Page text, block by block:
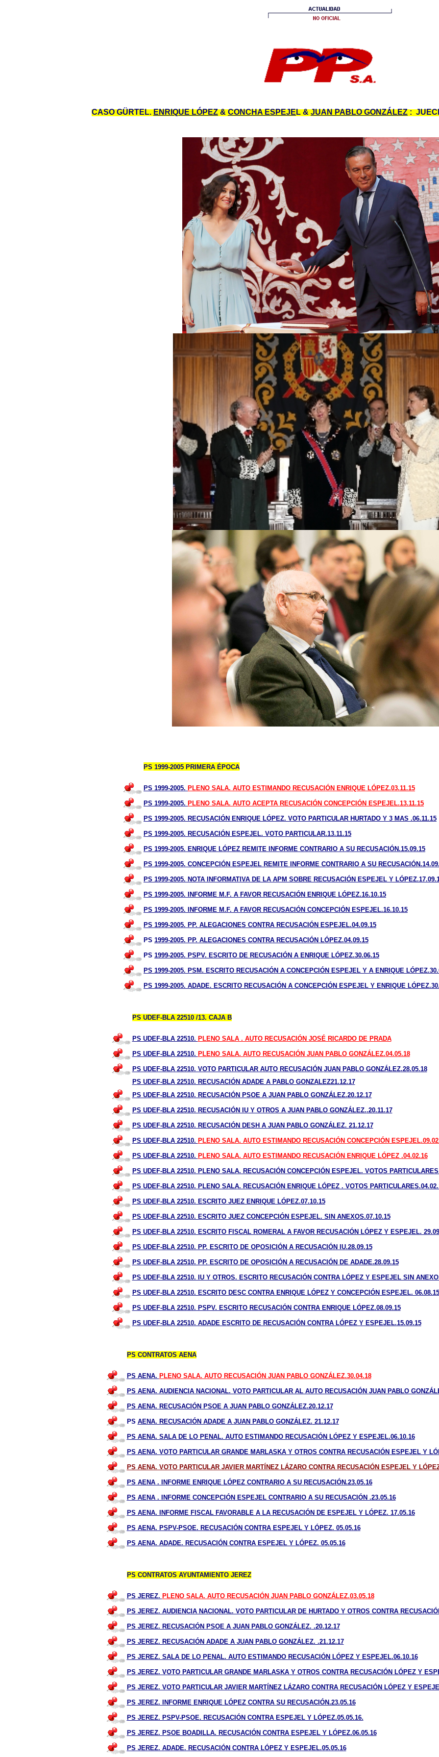
CASO GÜRTEL.ENRIQUE LÓPEZ&CONCHA ESPEJEL &JUAN PABLO GONZÁLEZ:
PS 1999-2005 PRIMERA ÉPOCA
PS 1999-2005. PLENO SALA. AUTO ESTIMANDO RECUSACIÓN ENRIQUE LÓPEZ.03.11.15
PS 1999-2005. PLENO SALA. AUTO ACEPTA RECUSACIÓN CONCEPCIÓN ESPEJEL.13.11.15
PS 1999-2005. RECUSACIÓN ENRIQUE LÓPEZ. VOTO PARTICULAR HURTADO Y 3 MAS .06.11.15
PS 1999-2005. RECUSACIÓN ESPEJEL. VOTO PARTICULAR.13.11.15
PS 1999-2005. ENRIQUE LÓPEZ REMITE INFORME CONTRARIO A SU RECUSACIÓN.15.09.15
PS 1999-2005. CONCEPCIÓN ESPEJEL REMITE INFORME CONTRARIO A SU
PS 1999-2005. NOTA INFORMATIVA DE LA APM SOBRE RECUSACIÓN ESPEJEL Y
PS 1999-2005. INFORME M.F. A FAVOR RECUSACIÓN ENRIQUE LÓPEZ.16.10.15
PS 1999-2005. INFORME M.F. A FAVOR RECUSACIÓN CONCEPCIÓN ESPEJEL.16.10.15
PS 1999-2005. PP. ALEGACIONES CONTRA RECUSACIÓN ESPEJEL.04.09.15
PS 1999-2005. PP. ALEGACIONES CONTRA RECUSACIÓN LÓPEZ.04.09.15
PS 1999-2005. PSPV. ESCRITO DE RECUSACIÓN A ENRIQUE LÓPEZ.30.06.15
PS 1999-2005. PSM. ESCRITO RECUSACIÓN A CONCEPCIÓN ESPEJEL Y A ENRIQUE
PS 1999-2005. ADADE. ESCRITO RECUSACIÓN A CONCEPCIÓN ESPEJEL Y ENRIQUE
PS UDEF-BLA 22510 /13. CAJA B
PS UDEF-BLA 22510. PLENO SALA . AUTO RECUSACIÓN JOSÉ RICARDO DE PRADA
PS UDEF-BLA 22510. PLENO SALA. AUTO RECUSACIÓN JUAN PABLO GONZÁLEZ.04.05.18
PS UDEF-BLA 22510. VOTO PARTICULAR AUTO RECUSACIÓN JUAN PABLO GONZÁLEZ.28.05.18
PS UDEF-BLA 22510. RECUSACIÓN ADADE A PABLO GONZALEZ21.12.17
PS UDEF-BLA 22510. RECUSACIÓN PSOE A JUAN PABLO GONZÁLEZ.20.12.17
PS UDEF-BLA 22510. RECUSACIÓN IU Y OTROS A JUAN PABLO GONZÁLEZ..20.11.17
PS UDEF-BLA 22510. RECUSACIÓN DESH A JUAN PABLO GONZÁLEZ. 21.12.17
PS UDEF-BLA 22510. PLENO SALA. AUTO ESTIMANDO RECUSACIÓN CONCEPCIÓN ESPEJEL
PS UDEF-BLA 22510. PLENO SALA. AUTO ESTIMANDO RECUSACIÓN ENRIQUE LÓPEZ .04.02.16
PS UDEF-BLA 22510. PLENO SALA. RECUSACIÓN CONCEPCIÓN ESPEJEL. VOTOS
PS UDEF-BLA 22510. PLENO SALA. RECUSACIÓN ENRIQUE LÓPEZ . VOTOS
PS UDEF-BLA 22510. ESCRITO JUEZ ENRIQUE LÓPEZ.07.10.15
PS UDEF-BLA 22510. ESCRITO JUEZ CONCEPCIÓN ESPEJEL. SIN ANEXOS.07.10.15
PS UDEF-BLA 22510. ESCRITO FISCAL ROMERAL A FAVOR RECUSACIÓN LÓPEZ Y ESPEJEL.
PS UDEF-BLA 22510. PP. ESCRITO DE OPOSICIÓN A RECUSACIÓN IU.28.09.15
PS UDEF-BLA 22510. PP. ESCRITO DE OPOSICIÓN A RECUSACIÓN DE ADADE.28.09.15
PS UDEF-BLA 22510. IU Y OTROS. ESCRITO RECUSACIÓN CONTRA LÓPEZ Y ESPEJEL SIN
PS UDEF-BLA 22510. ESCRITO DESC CONTRA ENRIQUE LÓPEZ Y CONCEPCIÓN ESPEJEL. 06.08.15
PS UDEF-BLA 22510. PSPV. ESCRITO RECUSACIÓN CONTRA ENRIQUE LÓPEZ.08.09.15
PS UDEF-BLA 22510. ADADE ESCRITO DE RECUSACIÓN CONTRA LÓPEZ Y ESPEJEL.15.09.15
PS CONTRATOS AENA
PS AENA. PLENO SALA. AUTO RECUSACIÓN JUAN PABLO GONZÁLEZ.30.04.18
PS AENA. AUDIENCIA NACIONAL. VOTO PARTICULAR AL AUTO RECUSACIÓN JUAN PABLO
PS AENA. RECUSACIÓN PSOE A JUAN PABLO GONZÁLEZ.20.12.17
PS AENA. RECUSACIÓN ADADE A JUAN PABLO GONZÁLEZ. 21.12.17
PS AENA. SALA DE LO PENAL. AUTO ESTIMANDO RECUSACIÓN LÓPEZ Y ESPEJEL.06.10.16
PS AENA. VOTO PARTICULAR GRANDE MARLASKA Y OTROS CONTRA RECUSACIÓN ESPEJEL Y
PS AENA. VOTO PARTICULAR JAVIER MARTÍNEZ LÁZARO CONTRA RECUSACIÓN ESPEJEL Y
PS AENA . INFORME ENRIQUE LÓPEZ CONTRARIO A SU RECUSACIÓN.23.05.16
PS AENA . INFORME CONCEPCIÓN ESPEJEL CONTRARIO A SU RECUSACIÓN .23.05.16
PS AENA. INFORME FISCAL FAVORABLE A LA RECUSACIÓN DE ESPEJEL Y LÓPEZ. 17.05.16
PS AENA. PSPV-PSOE. RECUSACIÓN CONTRA ESPEJEL Y LÓPEZ. 05.05.16
PS AENA. ADADE. RECUSACIÓN CONTRA ESPEJEL Y LÓPEZ. 05.05.16
PS CONTRATOS AYUNTAMIENTO JEREZ
PS JEREZ. PLENO SALA. AUTO RECUSACIÓN JUAN PABLO GONZÁLEZ.03.05.18
PS JEREZ. AUDIENCIA NACIONAL. VOTO PARTICULAR DE HURTADO Y OTROS CONTRA
PS JEREZ. RECUSACIÓN PSOE A JUAN PABLO GONZÁLEZ. .20.12.17
PS JEREZ. RECUSACIÓN ADADE A JUAN PABLO GONZÁLEZ. .21.12.17
PS JEREZ. SALA DE LO PENAL. AUTO ESTIMANDO RECUSACIÓN LÓPEZ Y ESPEJEL.06.10.16
PS JEREZ. VOTO PARTICULAR GRANDE MARLASKA Y OTROS CONTRA RECUSACIÓN LÓPEZ Y
PS JEREZ. VOTO PARTICULAR JAVIER MARTÍNEZ LÁZARO CONTRA RECUSACIÓN LÓPEZ Y
PS JEREZ. INFORME ENRIQUE LÓPEZ CONTRA SU RECUSACIÓN.23.05.16
PS JEREZ. PSPV-PSOE. RECUSACIÓN CONTRA ESPEJEL Y LÓPEZ.05.05.16.
PS JEREZ. PSOE BOADILLA. RECUSACIÓN CONTRA ESPEJEL Y LÓPEZ.06.05.16
PS JEREZ. ADADE. RECUSACIÓN CONTRA LÓPEZ Y ESPEJEL.05.05.16